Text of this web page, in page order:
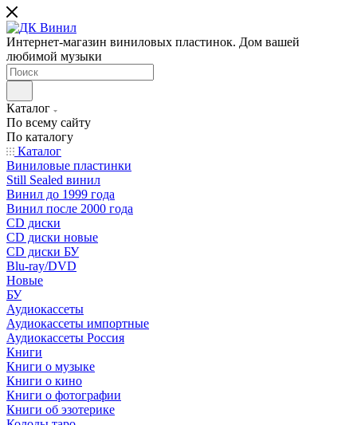
Интернет-магазин виниловых пластинок. Дом вашей
любимой музыки
Каталог
По всему сайту
По каталогу
Каталог
Виниловые пластинки
Still Sealed винил
Винил до 1999 года
Винил после 2000 года
CD диски
CD диски новые
CD диски БУ
Blu-ray/DVD
Новые
БУ
Аудиокассеты
Аудиокассеты импортные
Аудиокассеты Россия
Книги
Книги о музыке
Книги о кино
Книги о фотографии
Книги об эзотерике